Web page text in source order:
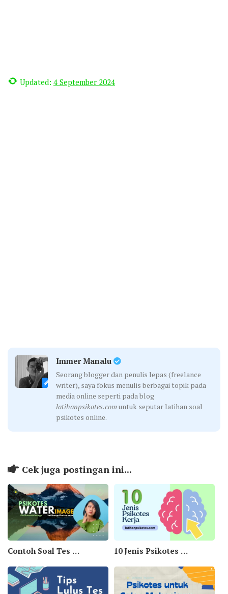
Updated: 4 September 2024
Immer Manalu
Seorang blogger dan penulis lepas (freelance
writer), saya fokus menulis berbagai topik pada
media online seperti pada blog
latihanpsikotes.comuntuk seputar latihan soal
psikotes online.
Cek juga postingan ini...
Contoh Soal Tes Psikotes Water Image 10 Jenis Psikotes yang Sering Digunakan Saat Melamar Kerja